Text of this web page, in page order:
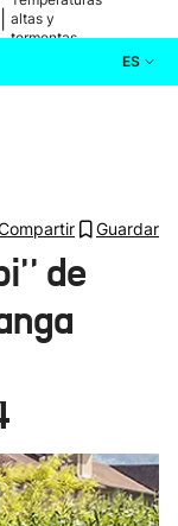
altas y
tormentas
ES
Guardar
de